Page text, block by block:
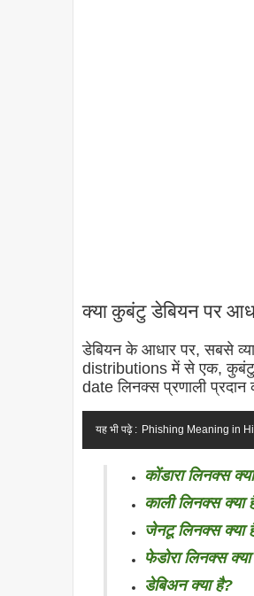
क्या कुबंटु डेबियन पर
डेबियन के आधार पर, सबसे
distributions में से एक, कुबंटु
date लिनक्स प्रणाली प्रदान
यह भी पढ़े : Phishing Meaning in
कोंडारा लिनक्स
काली लिनक्स क्या
जेनटू लिनक्स क्या
फेडोरा लिनक्स
डेबिअन क्या है?